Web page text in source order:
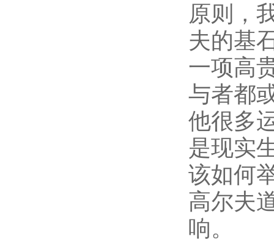
原则，
夫的基
一项高
与者都
他很多
是现实
该如何
高尔夫
响。